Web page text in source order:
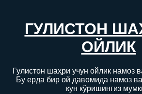
ГУЛИСТОН
ОЙЛИК
Гулистон шаҳри учун ойлик намоз
Бу ерда бир ой давомида намоз
кун кўришингиз